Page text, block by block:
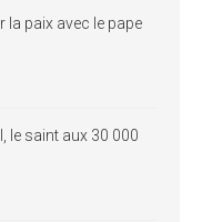
la paix avec le pape
le saint aux 30 000